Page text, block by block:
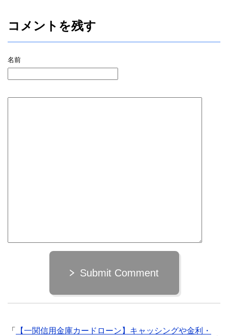
コメントを残す
名前
Submit Comment
「
【一関信用金庫カードローン】キャッシングや金利・